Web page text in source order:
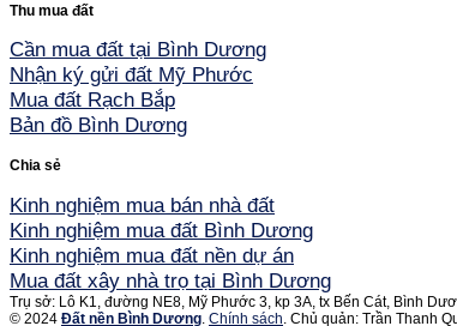
Thu mua đất
Cần mua đất tại Bình Dương
Nhận ký gửi đất Mỹ Phước
Mua đất Rạch Bắp
Bản đồ Bình Dương
Chia sẻ
Kinh nghiệm mua bán nhà đất
Kinh nghiệm mua đất Bình Dương
Kinh nghiệm mua đất nền dự án
Mua đất xây nhà trọ tại Bình Dương
Trụ sở: Lô K1, đường NE8, Mỹ Phước 3, kp 3A, tx Bến Cát, Bình
© 2024 Đất nền Bình Dương. Chính sách. Chủ quản: Trần Thanh